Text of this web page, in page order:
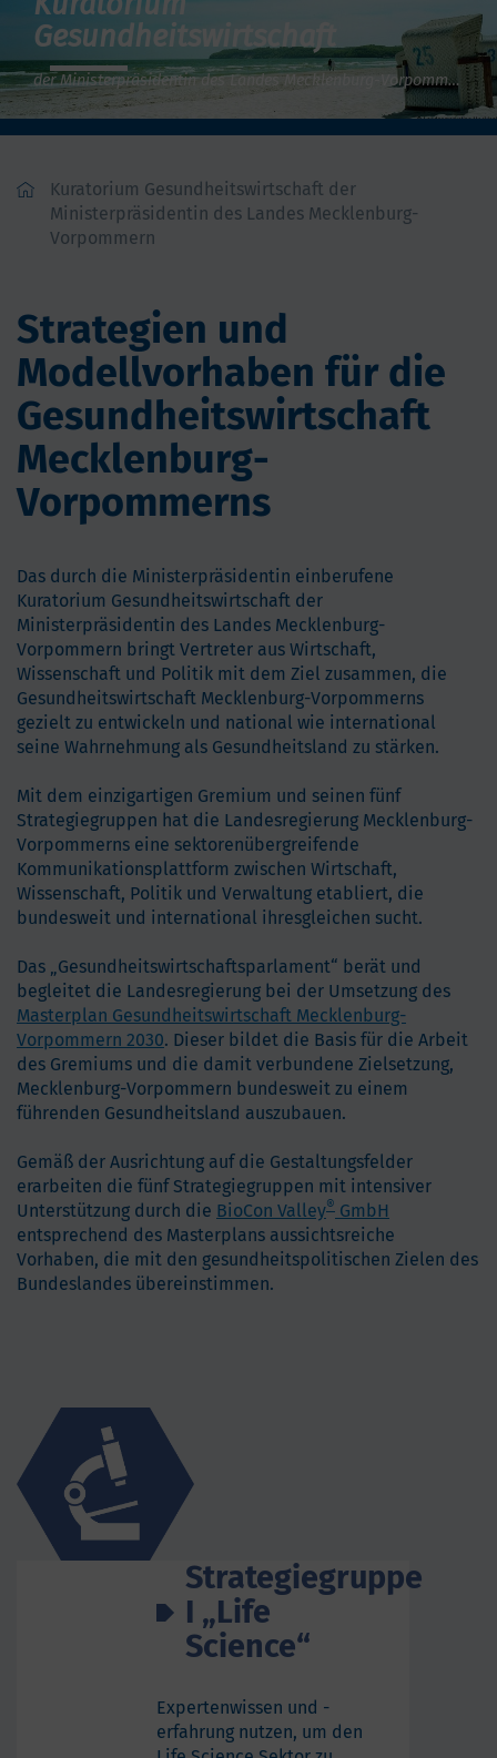
Gesundheitswirtschaft
der Ministerpräsidentin des Landes Mecklenburg-Vorpommern
Kuratorium Gesundheitswirtschaft der
Ministerpräsidentin des Landes Mecklenburg-
Vorpommern
Strategien und
Modellvorhaben für die
Gesundheitswirtschaft
Mecklenburg-
Vorpommerns
Das durch die Ministerpräsidentin einberufene
Kuratorium Gesundheitswirtschaft der
Ministerpräsidentin des Landes Mecklenburg-
Vorpommern bringt Vertreter aus Wirtschaft,
Wissenschaft und Politik mit dem Ziel zusammen, die
Gesundheitswirtschaft Mecklenburg-Vorpommerns
gezielt zu entwickeln und national wie international
seine Wahrnehmung als Gesundheitsland zu stärken.
Mit dem einzigartigen Gremium und seinen fünf
Strategiegruppen hat die Landesregierung Mecklenburg-
Vorpommerns eine sektorenübergreifende
Kommunikationsplattform zwischen Wirtschaft,
Wissenschaft, Politik und Verwaltung etabliert, die
bundesweit und international ihresgleichen sucht.
Das „Gesundheitswirtschaftsparlament“ berät und
begleitet die Landesregierung bei der Umsetzung des
Masterplan Gesundheitswirtschaft Mecklenburg-
Vorpommern 2030. Dieser bildet die Basis für die Arbeit
des Gremiums und die damit verbundene Zielsetzung,
Mecklenburg-Vorpommern bundesweit zu einem
führenden Gesundheitsland auszubauen.
Gemäß der Ausrichtung auf die Gestaltungsfelder
erarbeiten die fünf Strategiegruppen mit intensiver
Unterstützung durch die BioCon Valley® GmbH
entsprechend des Masterplans aussichtsreiche
Vorhaben, die mit den gesundheitspolitischen Zielen des
Bundeslandes übereinstimmen.
Strategiegruppe
I „Life
Science“
Expertenwissen und -
erfahrung nutzen, um den